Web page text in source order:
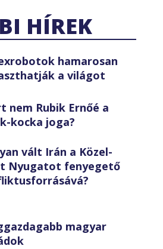
HÍREK
hamarosan
a világot
nem Rubik Ernőé a
kocka joga?
vált Irán a Közel-
Nyugatot fenyegető
magyar